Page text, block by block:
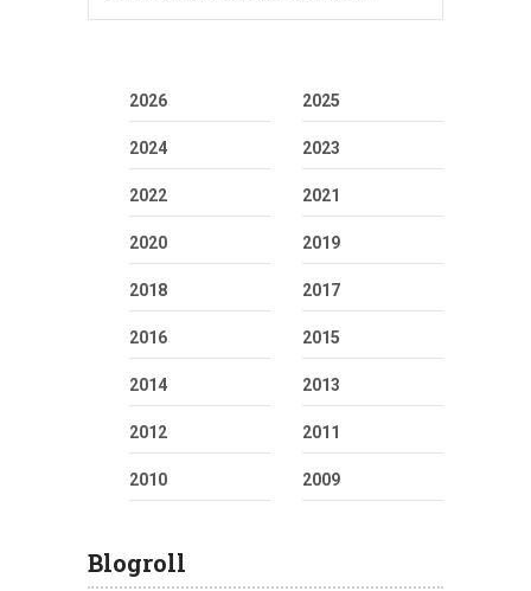
2026 2025
2024 2023
2022 2021
2020 2019
2018 2017
2016 2015
2014 2013
2012 2011
2010 2009
Blogroll